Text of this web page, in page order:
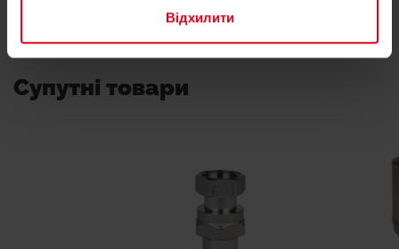
Відхилити
Супутні товари